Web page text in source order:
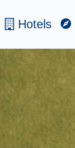
Hotels